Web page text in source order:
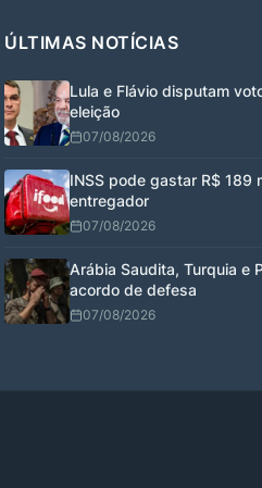
ÚLTIMAS NOTÍCIAS
Lula e Flávio disputam
eleição
07/08/2026
INSS pode gastar R$ 189
entregador
07/08/2026
Arábia Saudita, Turquia e
acordo de defesa
07/08/2026